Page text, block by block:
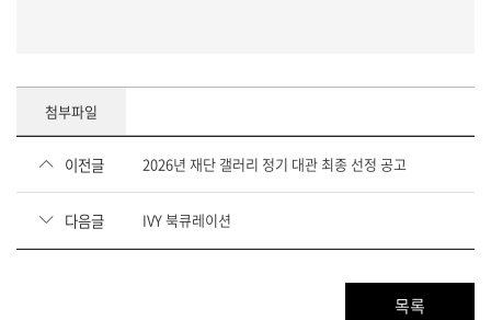
첨부파일
이전글 2026년 재단 갤러리 정기 대관 최종 선정 공고
다음글 IVY 북큐레이션
목록